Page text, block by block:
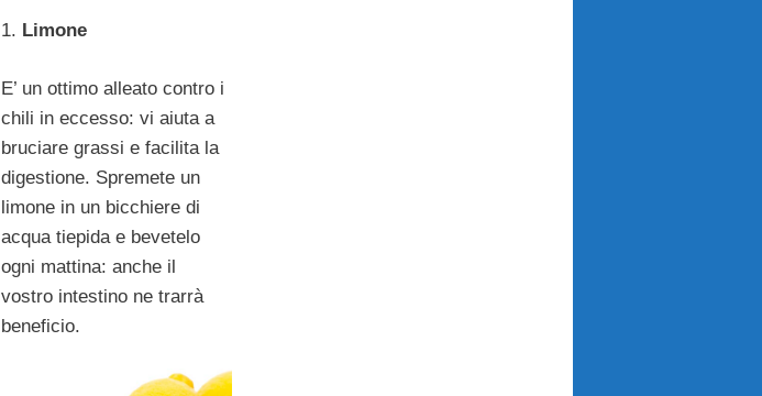
1. Limone
E’ un ottimo alleato contro i
chili in eccesso: vi aiuta a
bruciare grassi e facilita la
digestione. Spremete un
limone in un bicchiere di
acqua tiepida e bevetelo
ogni mattina: anche il
vostro intestino ne trarrà
beneficio.